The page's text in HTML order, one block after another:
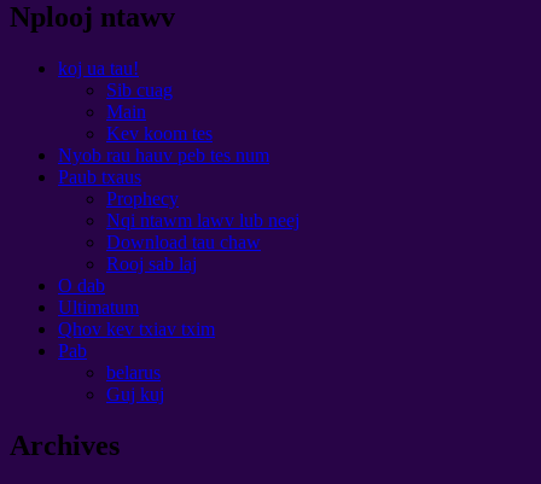
Nplooj ntawv
koj ua tau!
Sib cuag
Main
Kev koom tes
Nyob rau hauv peb tes num
Paub txaus
Prophecy
Nqi ntawm lawv lub neej
Download tau chaw
Rooj sab laj
O dab
Ultimatum
Qhov kev txiav txim
Pab
belarus
Guj kuj
Archives